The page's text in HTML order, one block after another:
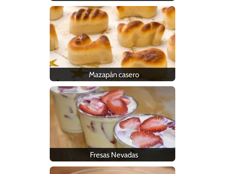
Mazapán casero
Fresas Nevadas